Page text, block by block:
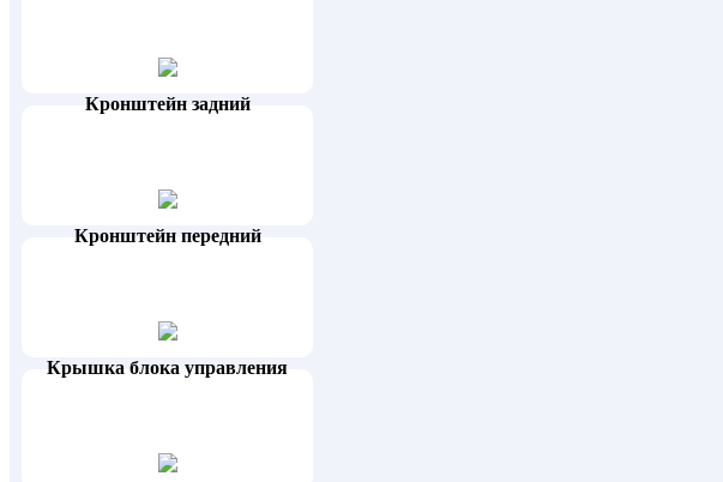
Кронштейн задний
Кронштейн передний
Крышка блока управления